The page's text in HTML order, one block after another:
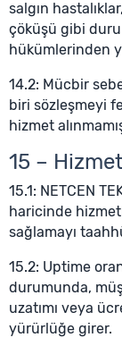
salgın
çöküşü gibi
hükümlerinden
14.2: Mücbir
biri sözleşmeyi
hizmet
15 –
15.1: NETCEN
haricinde
sağlamayı
15.2: Uptime
durumunda,
uzatımı veya
yürürlüğe girer.